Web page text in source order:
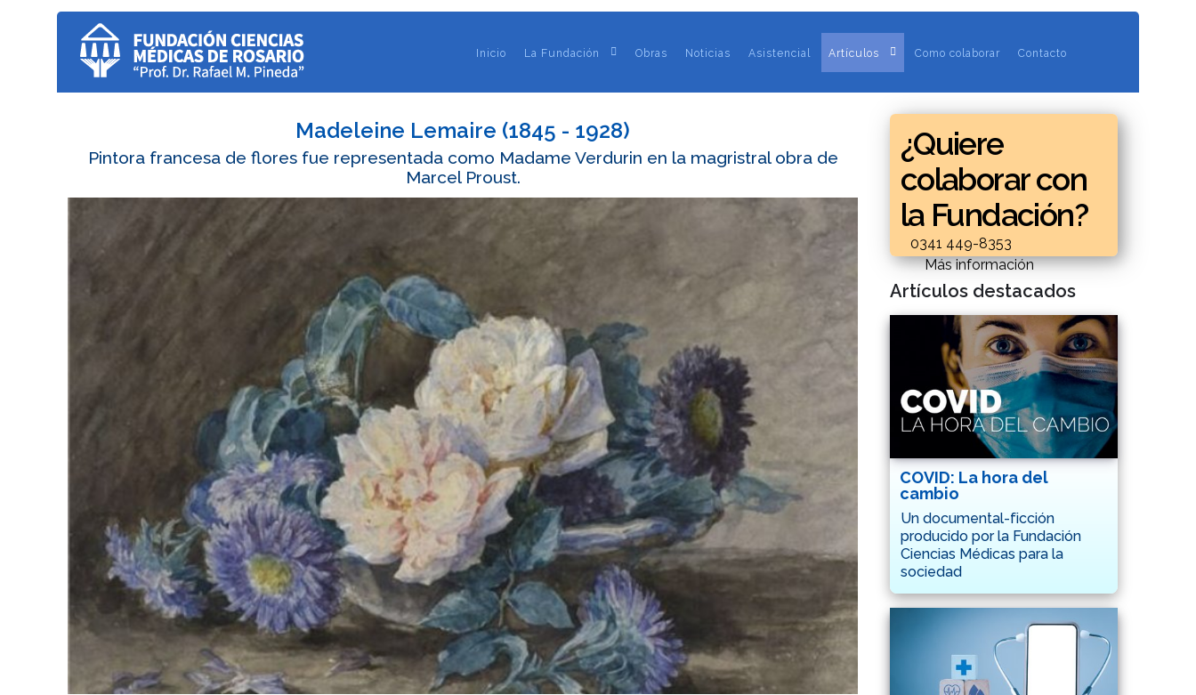
Inicio La Fundación Obras Noticias Asistencial Artículos Como colaborar Contacto
Madeleine Lemaire (1845 - 1928)
Pintora francesa de flores fue representada como Madame Verdurin en la magristral obra de
Marcel Proust.
¿Quiere
colaborar con
la Fundación?
0341 449-8353
Más información
Artículos destacados
COVID: La hora del
cambio
Un documental-ficción
producido por la Fundación
Ciencias Médicas para la
sociedad